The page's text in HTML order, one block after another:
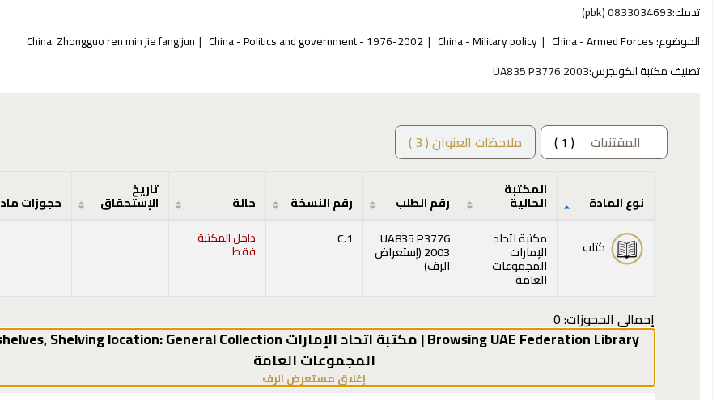
تدمك:0833034693 (pbk)
الموضوع:China - Armed Forces
China - Military policy
China - Politics and government - 1976-2002
China. Zhongguo ren min jie fang jun
تصنيف مكتبة الكونجرس:UA835 P3776 2003
المقتنيات ( 1 ) ملاحظات العنوان ( 3 )
المقتنيات
نوع المادة
المكتبة
الحالية رقم الطلب رقم النسخة حالة
تاريخ
الإستحقاق حجوزات
كتاب مكتبة اتحاد
الإمارات
المجموعات
العامة
UA835 P3776
2003 ( إستعراض
الرف(يفتح أدناه)
)
C.1 داخل المكتبة
فقط
إجمالي الحجوزات: 0
Browsing UAE Federation Library | مكتبة اتحاد الإمارات shelves ,Shelving location:
المجموعات العامة
إغلاق مستعرض الرف